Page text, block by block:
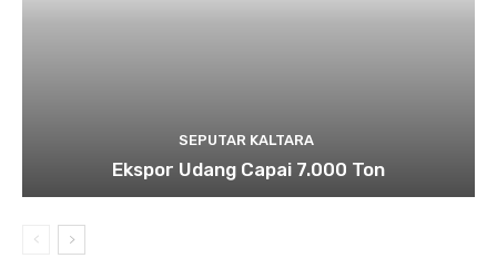
SEPUTAR KALTARA
Ekspor Udang Capai 7.000 Ton